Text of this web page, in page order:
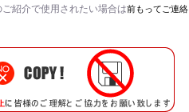
紹介で使用されたい場合は前もってご連絡